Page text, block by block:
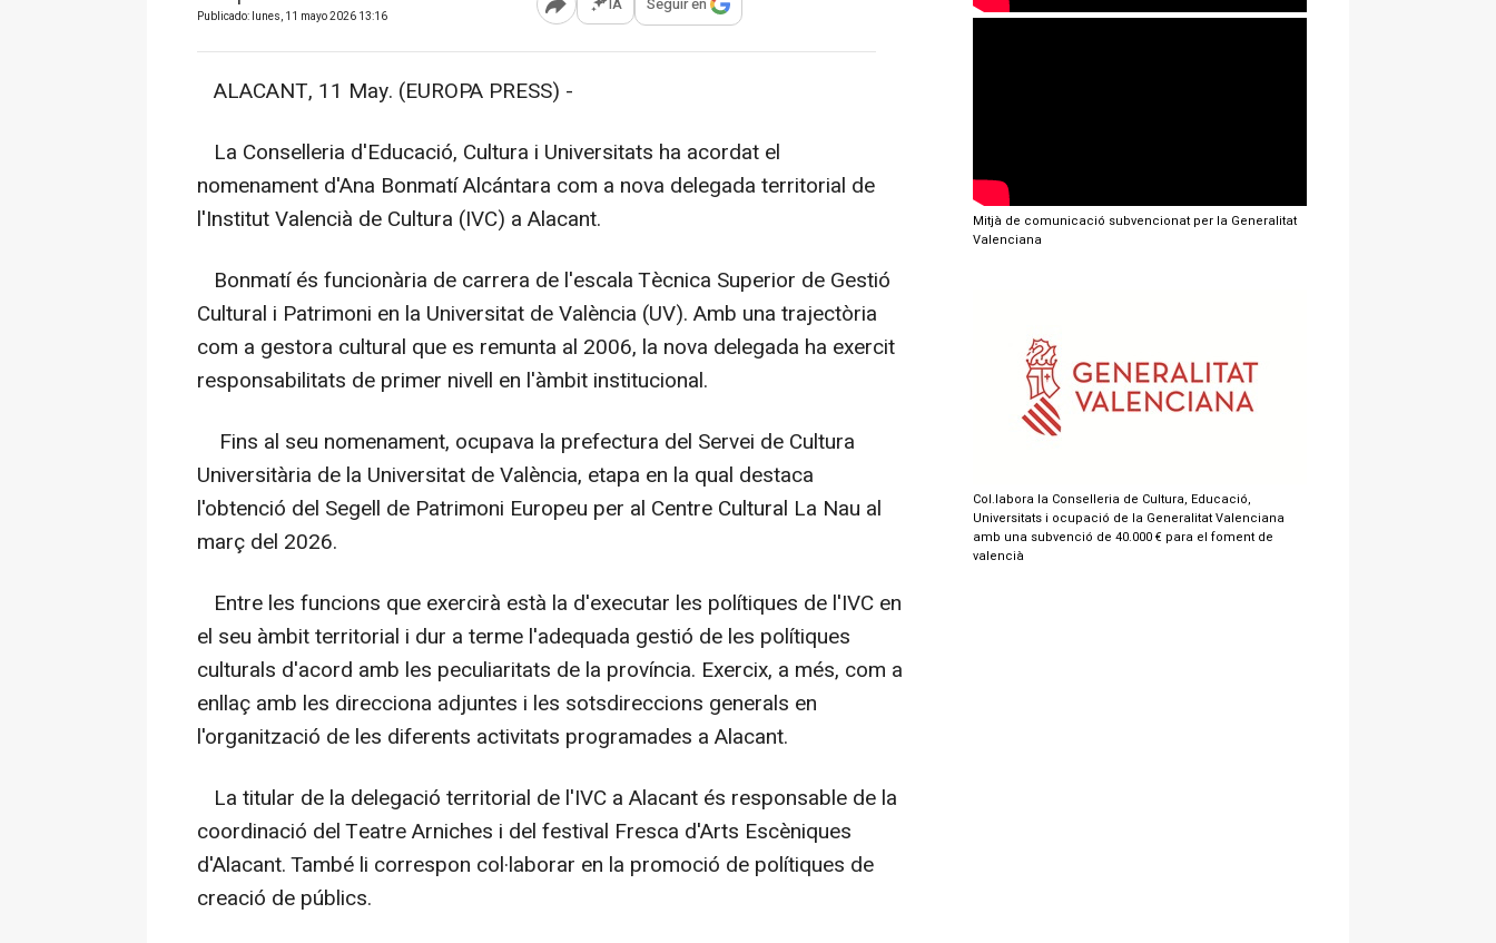
Publicado: lunes, 11 mayo 2026 13:16 Abrir opciones para compartir
IA Seguir en
ALACANT, 11 May. (EUROPA PRESS) -
La Conselleria d'Educació, Cultura i Universitats ha acordat el
nomenament d'Ana Bonmatí Alcántara com a nova delegada territorial de
l'Institut Valencià de Cultura (IVC) a Alacant.
Bonmatí és funcionària de carrera de l'escala Tècnica Superior de Gestió
Cultural i Patrimoni en la Universitat de València (UV). Amb una trajectòria
com a gestora cultural que es remunta al 2006, la nova delegada ha exercit
responsabilitats de primer nivell en l'àmbit institucional.
Fins al seu nomenament, ocupava la prefectura del Servei de Cultura
Universitària de la Universitat de València, etapa en la qual destaca
l'obtenció del Segell de Patrimoni Europeu per al Centre Cultural La Nau al
març del 2026.
Entre les funcions que exercirà està la d'executar les polítiques de l'IVC en
el seu àmbit territorial i dur a terme l'adequada gestió de les polítiques
culturals d'acord amb les peculiaritats de la província. Exercix, a més, com a
enllaç amb les direcciona adjuntes i les sotsdireccions generals en
l'organització de les diferents activitats programades a Alacant.
La titular de la delegació territorial de l'IVC a Alacant és responsable de la
coordinació del Teatre Arniches i del festival Fresca d'Arts Escèniques
d'Alacant. També li correspon col·laborar en la promoció de polítiques de
creació de públics.
Mitjà de comunicació subvencionat per la Generalitat
Valenciana
Col.labora la Conselleria de Cultura, Educació,
Universitats i ocupació de la Generalitat Valenciana
amb una subvenció de 40.000 € para el foment de
valencià